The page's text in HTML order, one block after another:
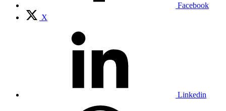
Facebook
X
Linkedin